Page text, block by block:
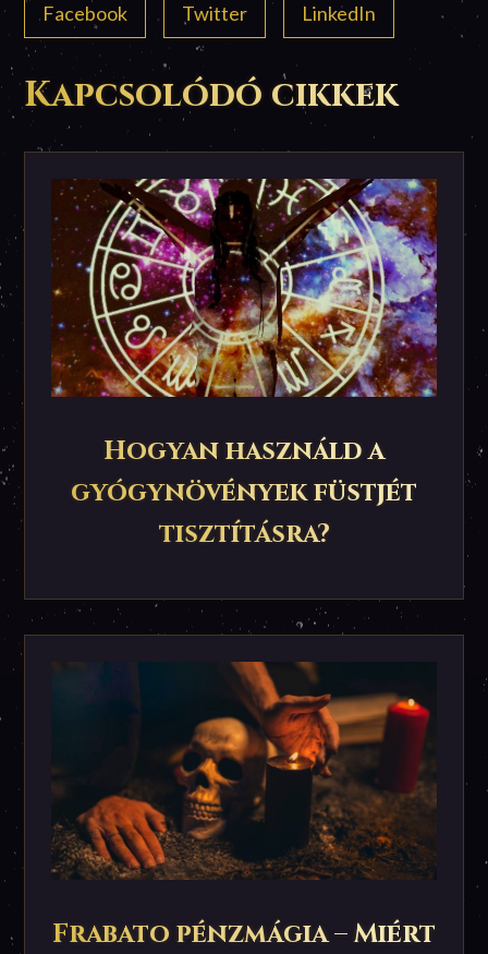
Facebook Twitter LinkedIn
Kapcsolódó cikkek
Hogyan használd a
gyógynövények füstjét
tisztításra?
Frabato pénzmágia – Miért